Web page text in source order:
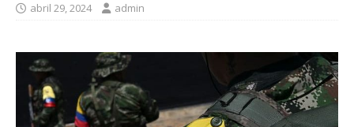
abril 29, 2024 admin